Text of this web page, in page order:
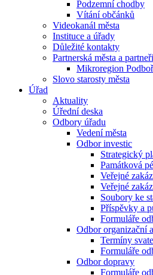
Podzemní chodby
Vítání občánků
Videokanál města
Instituce a úřady
Důležité kontakty
Partnerská města a partneři
Mikroregion
Slovo starosty města
Úřad
Aktuality
Úřední deska
Odbory úřadu
Vedení města
Odbor investic
Strategický
Památková
Veřejné
Veřejné
Soubory ke
Příspěvky a
Formuláře
Odbor organizační
Termíny
Formuláře
Odbor dopravy
Formuláře